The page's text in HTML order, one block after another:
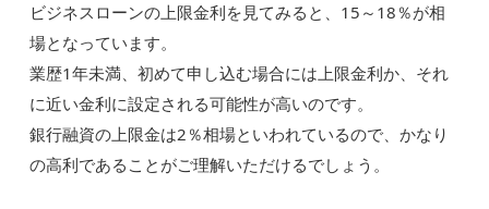
ビジネスローンの上限金利を見てみると、15～18％が相
場となっています。
業歴1年未満、初めて申し込む場合には上限金利か、それ
に近い金利に設定される可能性が高いのです。
銀行融資の上限金は2％相場といわれているので、かなり
の高利であることがご理解いただけるでしょう。